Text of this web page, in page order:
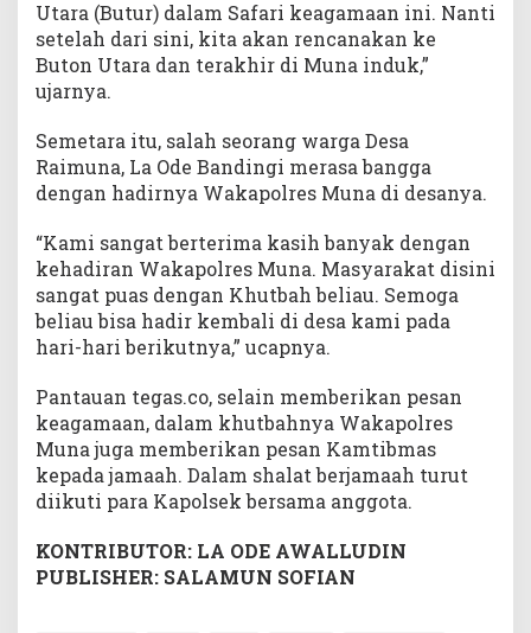
Utara (Butur) dalam Safari keagamaan ini. Nanti
setelah dari sini, kita akan rencanakan ke
Buton Utara dan terakhir di Muna induk,”
ujarnya.
Semetara itu, salah seorang warga Desa
Raimuna, La Ode Bandingi merasa bangga
dengan hadirnya Wakapolres Muna di desanya.
“Kami sangat berterima kasih banyak dengan
kehadiran Wakapolres Muna. Masyarakat disini
sangat puas dengan Khutbah beliau. Semoga
beliau bisa hadir kembali di desa kami pada
hari-hari berikutnya,” ucapnya.
Pantauan tegas.co, selain memberikan pesan
keagamaan, dalam khutbahnya Wakapolres
Muna juga memberikan pesan Kamtibmas
kepada jamaah. Dalam shalat berjamaah turut
diikuti para Kapolsek bersama anggota.
KONTRIBUTOR: LA ODE AWALLUDIN
PUBLISHER: SALAMUN SOFIAN